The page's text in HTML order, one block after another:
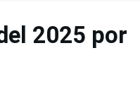
2025 por